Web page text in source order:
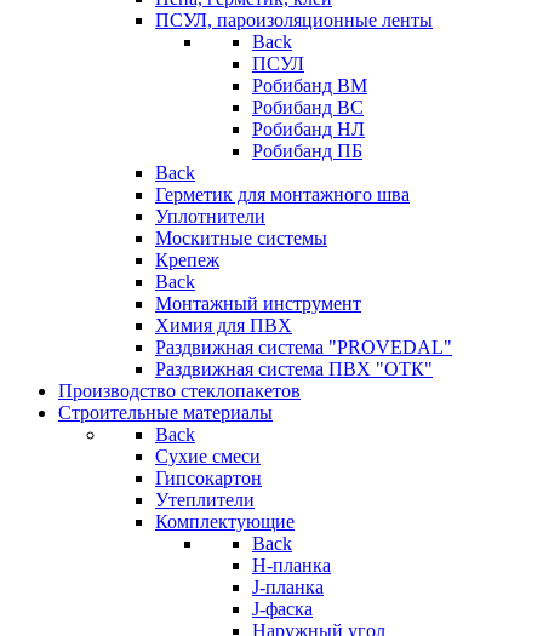
ПСУЛ, пароизоляционные ленты
Back
ПСУЛ
Робибанд ВМ
Робибанд ВС
Робибанд НЛ
Робибанд ПБ
Back
Герметик для монтажного шва
Уплотнители
Москитные системы
Крепеж
Back
Монтажный инструмент
Химия для ПВХ
Раздвижная система "PROVEDAL"
Раздвижная система ПВХ "ОТК"
Производство стеклопакетов
Строительные материалы
Back
Сухие смеси
Гипсокартон
Утеплители
Комплектующие
Back
H-планка
J-планка
J-фаска
Наружный угол